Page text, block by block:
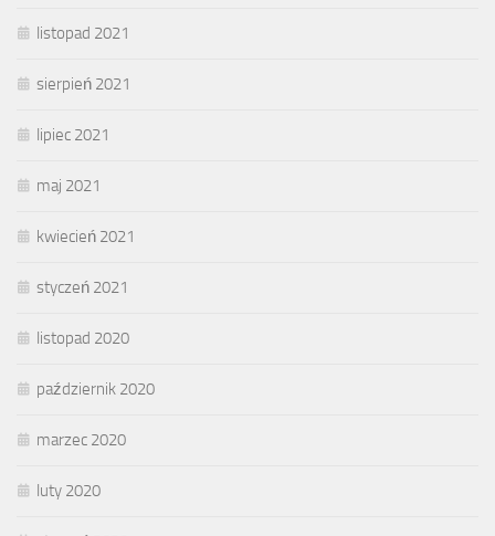
listopad 2021
sierpień 2021
lipiec 2021
maj 2021
kwiecień 2021
styczeń 2021
listopad 2020
październik 2020
marzec 2020
luty 2020